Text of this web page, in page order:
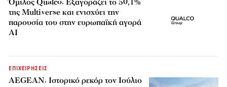
Όμιλος Qualco: Εξαγοράζει το 50,1%
της Multiverse και ενισχύει την
παρουσία του στην ευρωπαϊκή αγορά
AI
ΕΠΙΧΕΙΡΗΣΕΙΣ
AEGEAN: Ιστορικό ρεκόρ τον Ιούλιο